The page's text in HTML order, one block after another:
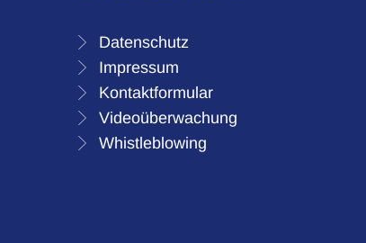
Datenschutz
Impressum
Kontaktformular
Videoüberwachung
Whistleblowing